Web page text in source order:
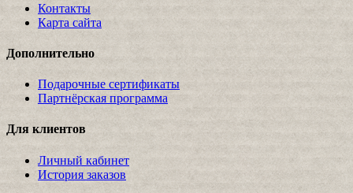
Контакты
Карта сайта
Дополнительно
Подарочные сертификаты
Партнёрская программа
Для клиентов
Личный кабинет
История заказов